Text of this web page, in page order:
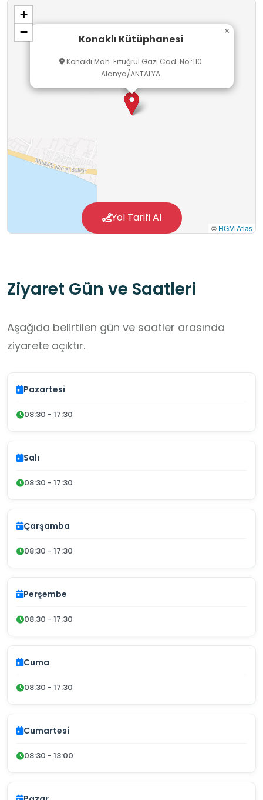
Konaklı Kütüphanesi
Konaklı Mah. Ertuğrul Gazi Cad. No.:110
Alanya/ANTALYA
×
+
−
© HGM Atlas
Yol Tarifi Al
Ziyaret Gün ve Saatleri
Aşağıda belirtilen gün ve saatler arasında
ziyarete açıktır.
Pazartesi
08:30 - 17:30
Salı
08:30 - 17:30
Çarşamba
08:30 - 17:30
Perşembe
08:30 - 17:30
Cuma
08:30 - 17:30
Cumartesi
08:30 - 13:00